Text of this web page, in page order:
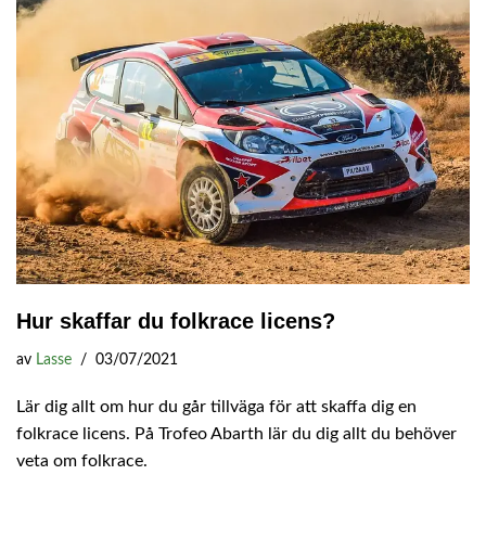
Hur skaffar du folkrace licens?
av Lasse 03/07/2021
Lär dig allt om hur du går tillväga för att skaffa dig en
folkrace licens. På Trofeo Abarth lär du dig allt du behöver
veta om folkrace.